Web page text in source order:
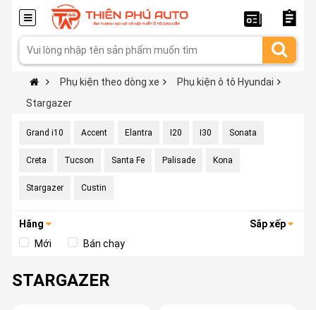
Phụ kiện theo dòng xe
Phụ kiện ô tô Hyundai
Stargazer
Grand i10 Accent Elantra I20 I30 Sonata
Creta Tucson Santa Fe Palisade Kona
Stargazer Custin
Hãng
Sắp xếp
Mới
Bán chạy
STARGAZER